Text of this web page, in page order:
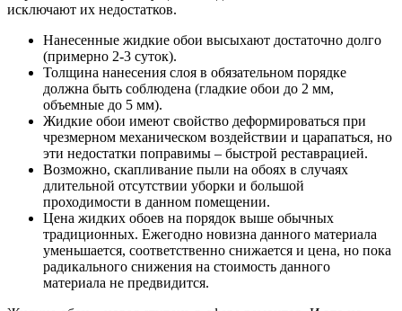
исключают их недостатков.
Нанесенные жидкие обои высыхают достаточно долго
(примерно 2-3 суток).
Толщина нанесения слоя в обязательном порядке
должна быть соблюдена (гладкие обои до 2 мм,
объемные до 5 мм).
Жидкие обои имеют свойство деформироваться при
чрезмерном механическом воздействии и царапаться, но
эти недостатки поправимы – быстрой реставрацией.
Возможно, скапливание пыли на обоях в случаях
длительной отсутствии уборки и большой
проходимости в данном помещении.
Цена жидких обоев на порядок выше обычных
традиционных. Ежегодно новизна данного материала
уменьшается, соответственно снижается и цена, но пока
радикального снижения на стоимость данного
материала не предвидится.